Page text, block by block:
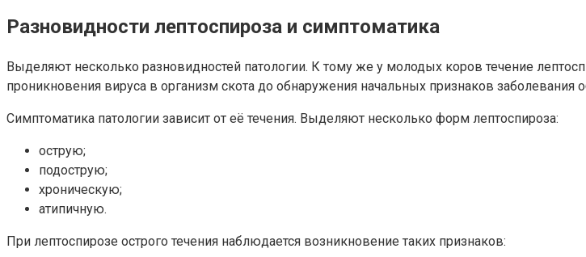
Разновидности лептоспироза и симптоматика
Выделяют несколько разновидностей патологии. К тому же у молодых коров течение
проникновения вируса в организм скота до обнаружения начальных признаков заболевания
Симптоматика патологии зависит от её течения. Выделяют несколько форм лептоспироза:
острую;
подострую;
хроническую;
атипичную.
При лептоспирозе острого течения наблюдается возникновение таких признаков: